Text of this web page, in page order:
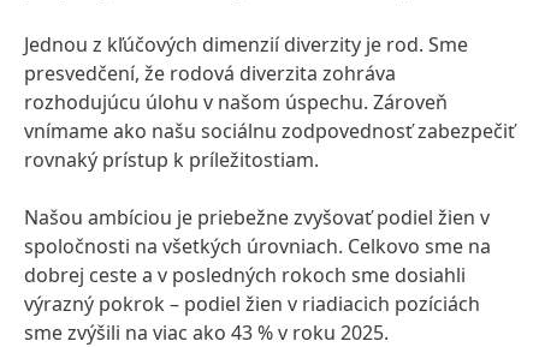
Jednou z kľúčových dimenzií diverzity je rod. Sme
presvedčení, že rodová diverzita zohráva
rozhodujúcu úlohu v našom úspechu. Zároveň
vnímame ako našu sociálnu zodpovednosť zabezpečiť
rovnaký prístup k príležitostiam.
Našou ambíciou je priebežne zvyšovať podiel žien v
spoločnosti na všetkých úrovniach. Celkovo sme na
dobrej ceste a v posledných rokoch sme dosiahli
výrazný pokrok – podiel žien v riadiacich pozíciách
sme zvýšili na viac ako 43 % v roku 2025.